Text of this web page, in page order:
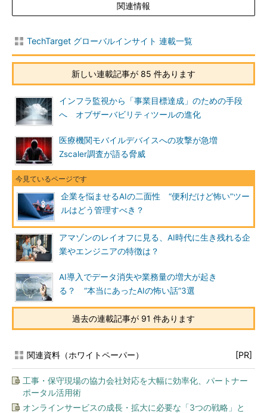
関連情報
TechTarget グローバルインサイト 連載一覧
新しい連載記事が 85 件あります
インフラ監視から「事業目標達成」のための手段
へ オブザーバビリティツールの進化
医療機関モバイルデバイスへの攻撃が急増
Zscaler調査が語る脅威
企業を悩ませるAIの二面性 “便利だけど怖い”ツー
ルはどう管理すべき？
アマゾンのレイオフに見る、AI時代に生き残れる企
業やエンジニアの特徴は？
AI導入でデータ消失や業務量の増大が起き
る？ “本当にあったAIの怖い話”3選
過去の連載記事が 91 件あります
関連資料（ホワイトペーパー） [PR]
工事・保守現場の協力会社対応を大幅に効率化、パートナー
ポータル活用術
オンラインサービスの成長・拡大に必要な「3つの戦略」と